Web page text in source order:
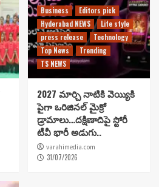
Business
Editors pick
Hyderabad NEWS
Life style
press release
Technology
Top News
Trending
TS NEWS
2027 మార్చి నాటికి వెయ్యికి
పైగా ఒరిజినల్ మైక్రో
డ్రామాలు…దక్షిణాదిపై స్టోరీ
టీవీ భారీ అడుగు..
varahimedia.com
31/07/2026